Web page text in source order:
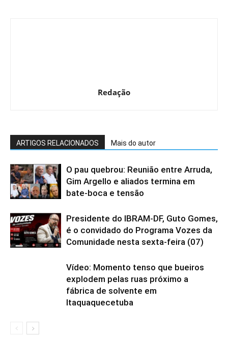
Redação
ARTIGOS RELACIONADOS Mais do autor
O pau quebrou: Reunião entre Arruda,
Gim Argello e aliados termina em
bate-boca e tensão
Presidente do IBRAM-DF, Guto Gomes,
é o convidado do Programa Vozes da
Comunidade nesta sexta-feira (07)
Vídeo: Momento tenso que bueiros
explodem pelas ruas próximo a
fábrica de solvente em
Itaquaquecetuba